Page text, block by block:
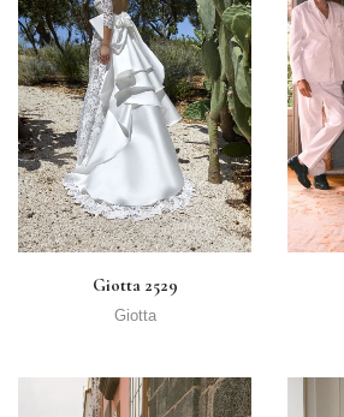
Giotta 2529
Giotta